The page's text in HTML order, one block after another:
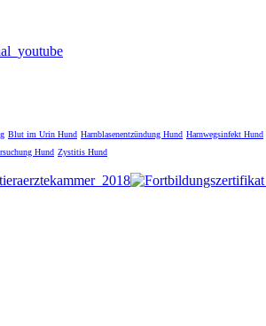
Blut im Urin Hund Harnblasenentzündung Hund Harnwegsinfekt Hund
Hund Zystitis Hund